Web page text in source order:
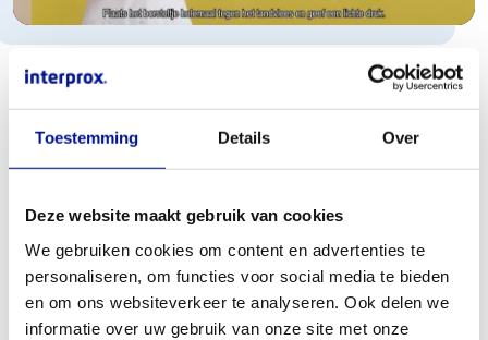
Toestemming Details Over
Deze website maakt gebruik van cookies
We gebruiken cookies om content en advertenties te
personaliseren, om functies voor social media te bieden
en om ons websiteverkeer te analyseren. Ook delen we
informatie over uw gebruik van onze site met onze
Stap 2: Interdentaal reinigen
Met tandenpoetsen alleen reinig je niet je hele gebit. Met
poetsen reinig je ongeveer 60% van het tandoppervlak.
tussen tanden en kiezen, de zogenaamde interdentale
ruimten, waar gemakkelijk tandplaque gevormd wordt.
Om de tandplaque te verwijderen, moeten er
interdentale hygiëneproducten gebruikt worden zoals
interdentale ragers, flossdraad, tandenstokers of